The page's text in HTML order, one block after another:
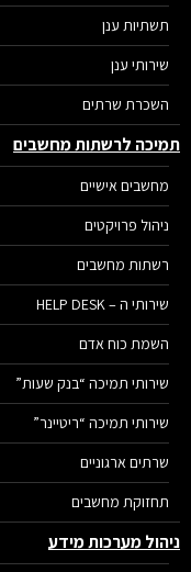
תשתיות ענן
שירותי ענן
השכרת שרתים
לרשתות מחשבים
מחשבים אישיים
ניהול פרויקטים
רשתות מחשבים
שירותי ה – HELP DESK
השמת כוח אדם
שירותי תמיכה “בנק שעות”
שירותי תמיכה “ריטיינר”
שרתים ארגוניים
תחזוקת מחשבים
מערכות מידע